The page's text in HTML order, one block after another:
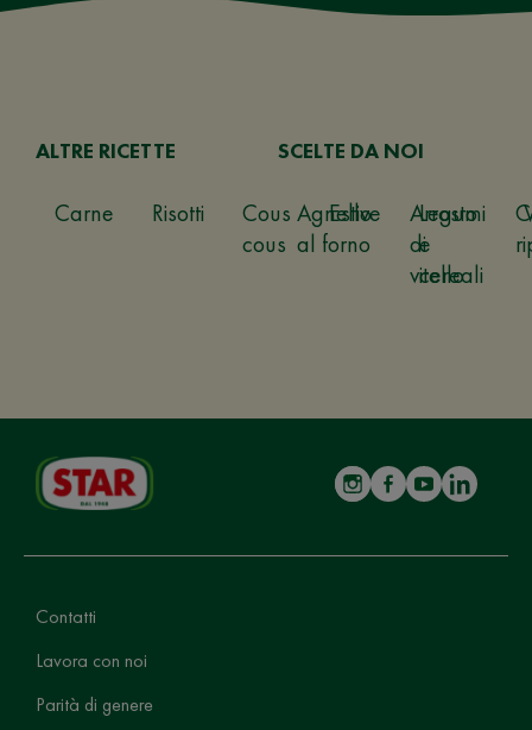
ALTRE RICETTE
Carne Risotti
Cous
cous
Estive
Legumi
e
cereali
SCELTE DA NOI
Agnello
al forno
Arrosto
di
vitello
Contatti
Lavora con noi
Parità di genere